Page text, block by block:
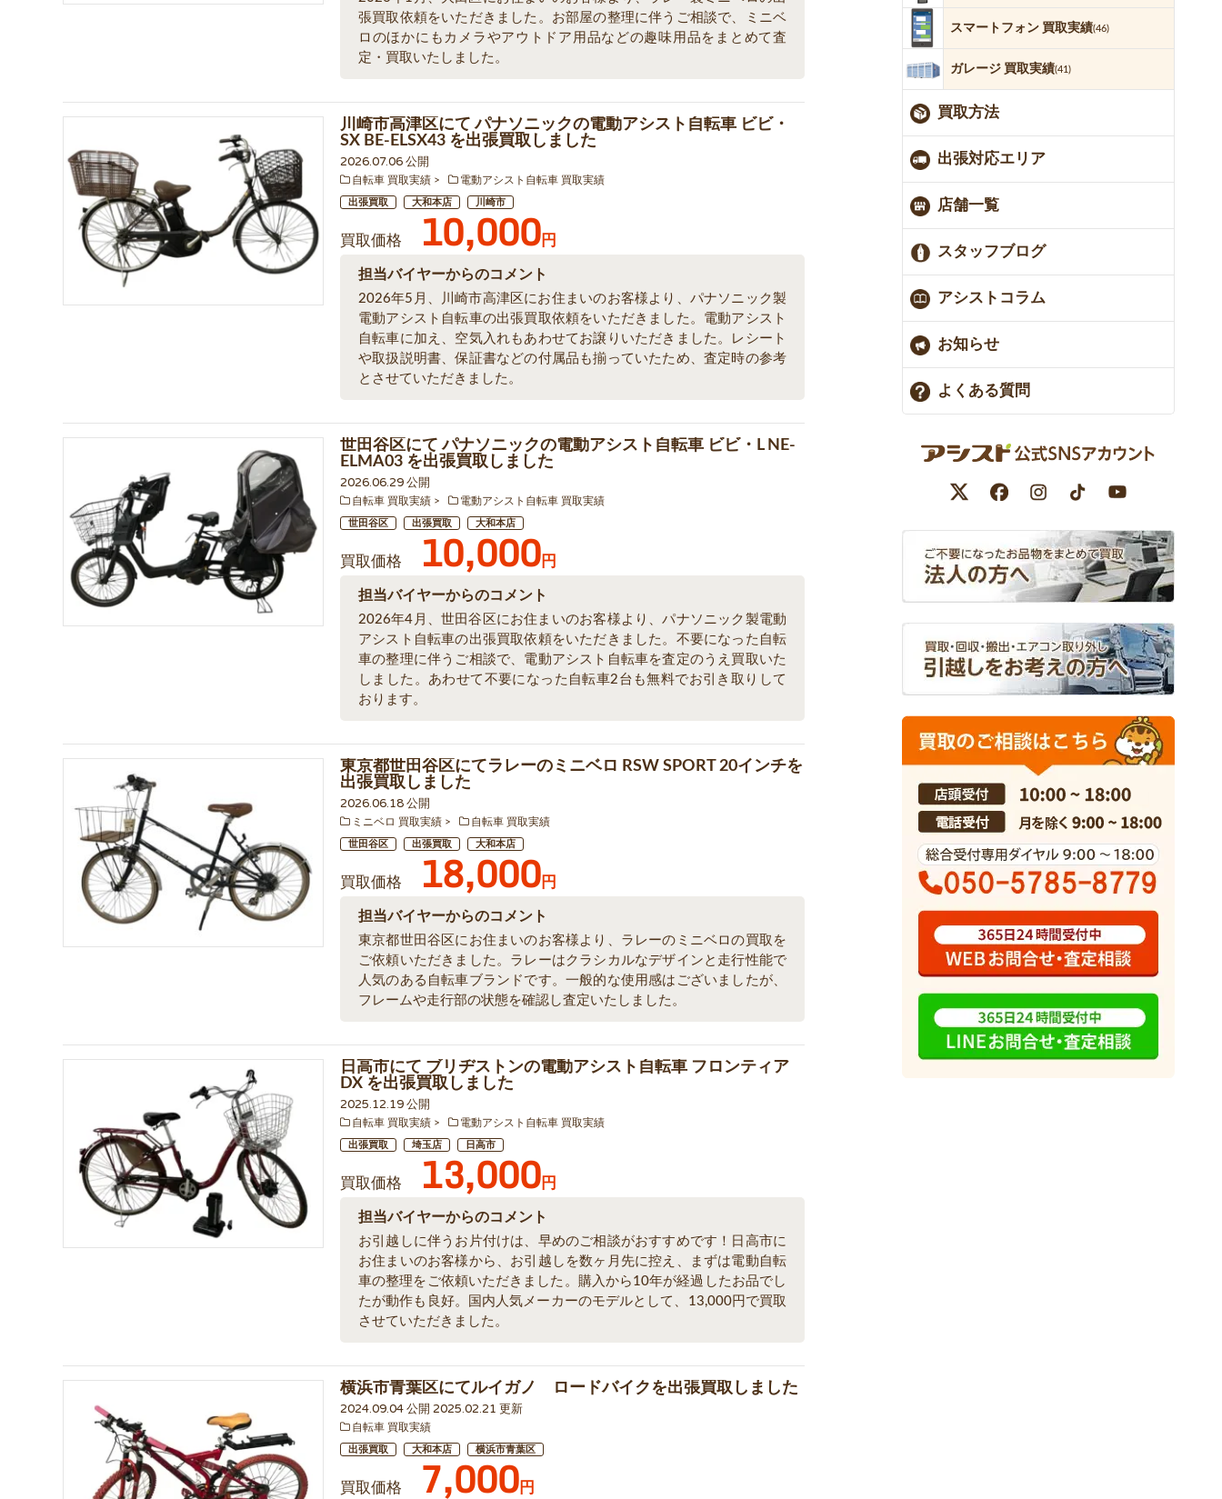
張買取依頼をいただきました。お部屋の整理に伴うご相談で、ミニベ
ロのほかにもカメラやアウトドア用品などの趣味用品をまとめて査
定・買取いたしました。
川崎市高津区にて パナソニックの電動アシスト自転車 ビビ・
SX BE-ELSX43 を出張買取しました
2026.07.06 公開
自転車 買取実績 電動アシスト自転車 買取実績
出張買取 大和本店 川崎市
買取価格 10,000円
担当バイヤーからのコメント
2026年5月、川崎市高津区にお住まいのお客様より、パナソニック製
電動アシスト自転車の出張買取依頼をいただきました。電動アシスト
自転車に加え、空気入れもあわせてお譲りいただきました。レシート
や取扱説明書、保証書などの付属品も揃っていたため、査定時の参考
とさせていただきました。
世田谷区にて パナソニックの電動アシスト自転車 ビビ・L NE-
ELMA03 を出張買取しました
2026.06.29 公開
自転車 買取実績 電動アシスト自転車 買取実績
世田谷区 出張買取 大和本店
買取価格 10,000円
担当バイヤーからのコメント
2026年4月、世田谷区にお住まいのお客様より、パナソニック製電動
アシスト自転車の出張買取依頼をいただきました。不要になった自転
車の整理に伴うご相談で、電動アシスト自転車を査定のうえ買取いた
しました。あわせて不要になった自転車2台も無料でお引き取りして
おります。
東京都世田谷区にてラレーのミニベロ RSW SPORT 20インチを
出張買取しました
2026.06.18 公開
ミニベロ 買取実績 自転車 買取実績
世田谷区 出張買取 大和本店
買取価格 18,000円
担当バイヤーからのコメント
東京都世田谷区にお住まいのお客様より、ラレーのミニベロの買取を
ご依頼いただきました。ラレーはクラシカルなデザインと走行性能で
人気のある自転車ブランドです。一般的な使用感はございましたが、
フレームや走行部の状態を確認し査定いたしました。
日高市にて ブリヂストンの電動アシスト自転車 フロンティア
DX を出張買取しました
2025.12.19 公開
自転車 買取実績 電動アシスト自転車 買取実績
出張買取 埼玉店 日高市
買取価格 13,000円
担当バイヤーからのコメント
お引越しに伴うお片付けは、早めのご相談がおすすめです！日高市に
お住まいのお客様から、お引越しを数ヶ月先に控え、まずは電動自転
車の整理をご依頼いただきました。購入から10年が経過したお品でし
たが動作も良好。国内人気メーカーのモデルとして、13,000円で買取
させていただきました。
横浜市青葉区にてルイガノ ロードバイクを出張買取しました
2024.09.04 公開 2025.02.21 更新
自転車 買取実績
出張買取 大和本店 横浜市青葉区
買取価格 7,000円
スマートフォン 買取実績(46)
ガレージ 買取実績(41)
買取方法
出張対応エリア
店舗一覧
スタッフブログ
アシストコラム
お知らせ
よくある質問